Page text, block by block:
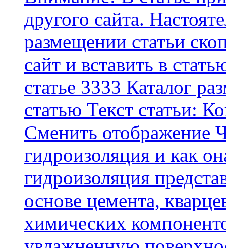
другого сайта.
размещении статьи
сайт и вставить в
статье 3333 Каталог
статью Текст статьи:
Cменить отображение
гидроизоляция и как
гидроизоляция
основе цемента,
химических